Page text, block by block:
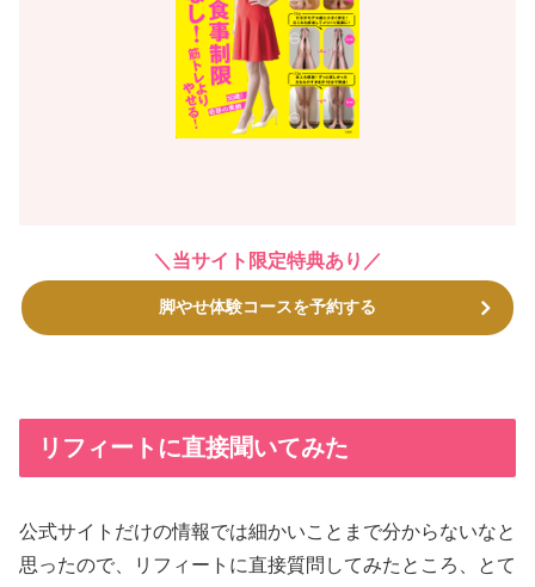
＼当サイト限定特典あり／
脚やせ体験コースを予約する
リフィートに直接聞いてみた
公式サイトだけの情報では細かいことまで分からないなと
思ったので、リフィートに直接質問してみたところ、とて